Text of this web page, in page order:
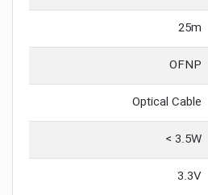
25m
OFNP
Optical Cable
3.5W >
3.3V